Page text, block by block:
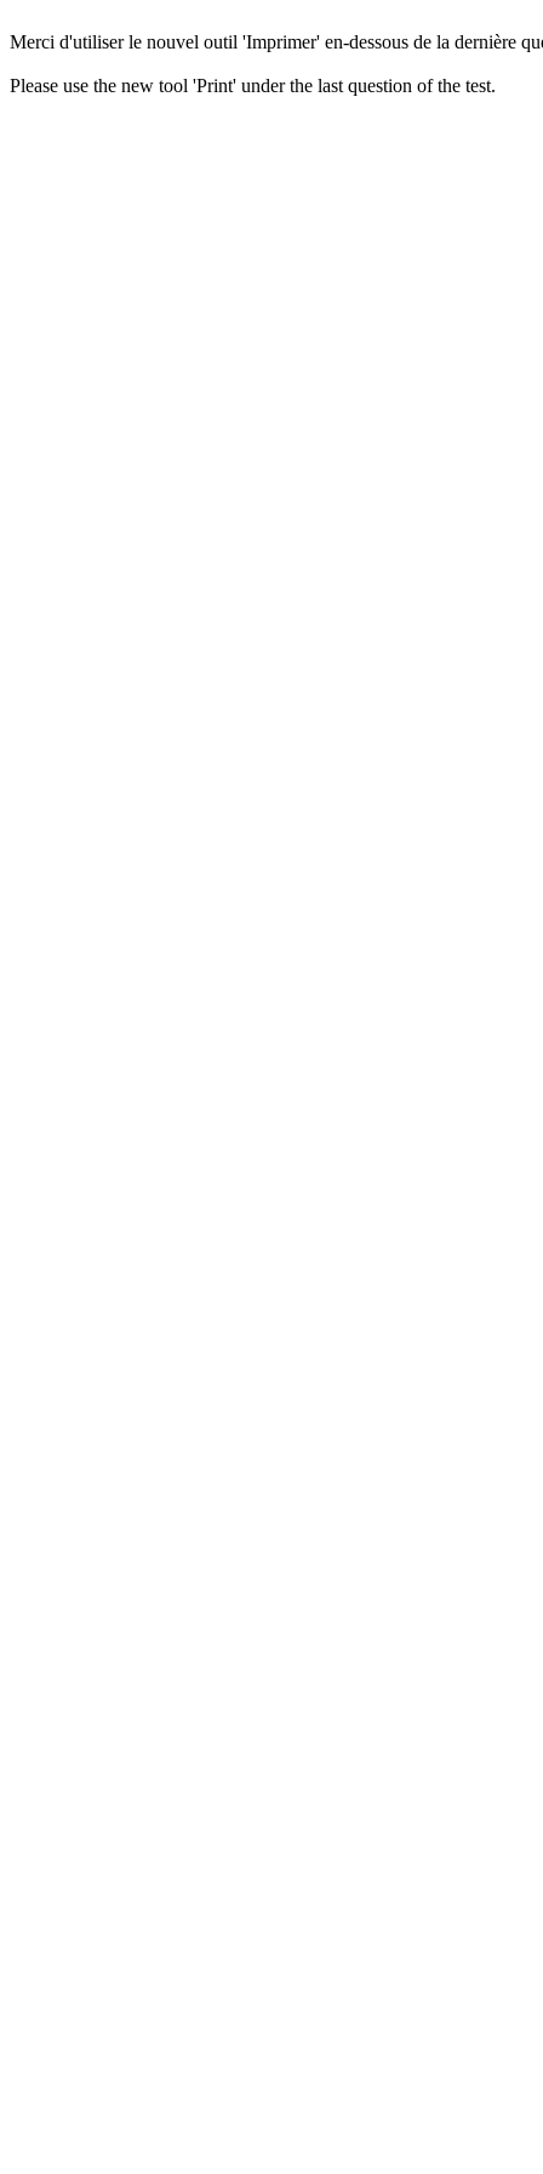
Merci d'utiliser le nouvel outil 'Imprimer' en-dessous de la dernière
Please use the new tool 'Print' under the last question of the test.